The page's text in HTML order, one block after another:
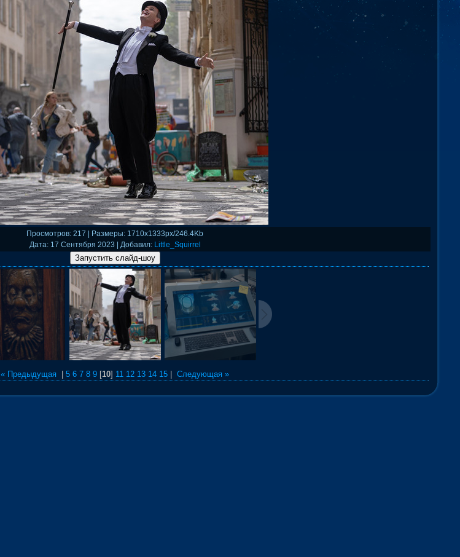
Просмотров: 217 | Размеры: 1710x1333px/246.4Kb
Дата: 17 Сентября 2023 | Добавил: Little_Squirrel
« Предыдущая 5 6 7 8 9 [10] 11 12 13 14 15 Следующая »